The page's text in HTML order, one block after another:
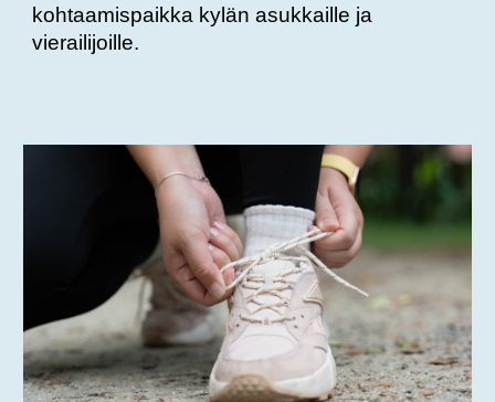
kohtaamispaikka kylän asukkaille ja
vierailijoille.